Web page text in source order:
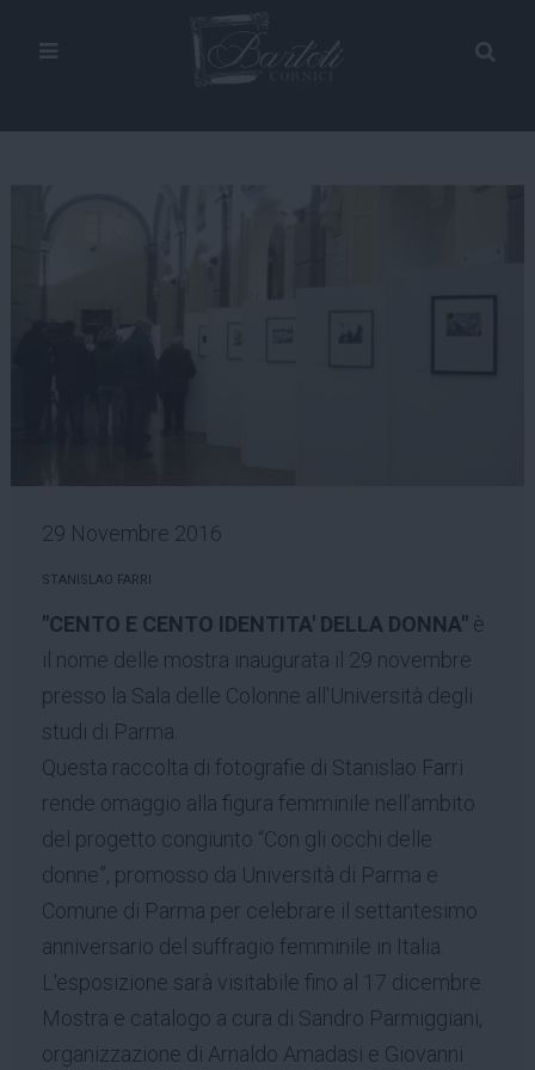
29 Novembre 2016
STANISLAO FARRI
"CENTO E CENTO IDENTITA' DELLA DONNA"è
il nome delle mostra inaugurata il 29 novembre
presso la Sala delle Colonne all'Università degli
studi di Parma.
Questa raccolta di fotografie di Stanislao Farri
rende omaggio alla figura femminile nell’ambito
del progetto congiunto “Con gli occhi delle
donne”, promosso da Università di Parma e
Comune di Parma per celebrare il settantesimo
anniversario del suffragio femminile in Italia.
L'esposizione sarà visitabile fino al 17 dicembre.
Mostra e catalogo a cura di Sandro Parmiggiani,
organizzazione di Arnaldo Amadasi e Giovanni